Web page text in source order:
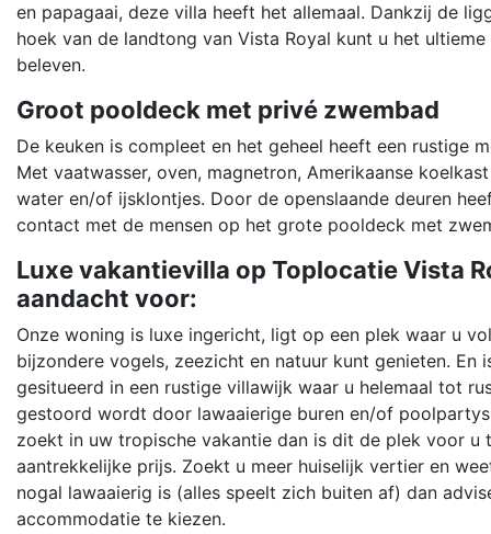
en papagaai, deze villa heeft het allemaal. Dankzij de
hoek van de landtong van Vista Royal kunt u het
beleven.
Groot pooldeck met privé zwembad
De keuken is compleet en het geheel heeft een rustige
Met vaatwasser, oven, magnetron, Amerikaanse
water en/of ijsklontjes. Door de openslaande deuren
contact met de mensen op het grote pooldeck met
Luxe vakantievilla op Toplocatie Vista
aandacht voor:
Onze woning is luxe ingericht, ligt op een plek waar u
bijzondere vogels, zeezicht en natuur kunt genieten. En
gesitueerd in een rustige villawijk waar u helemaal tot
gestoord wordt door lawaaierige buren en/of
zoekt in uw tropische vakantie dan is dit de plek voor u
aantrekkelijke prijs. Zoekt u meer huiselijk vertier en
nogal lawaaierig is (alles speelt zich buiten af) dan
accommodatie te kiezen.